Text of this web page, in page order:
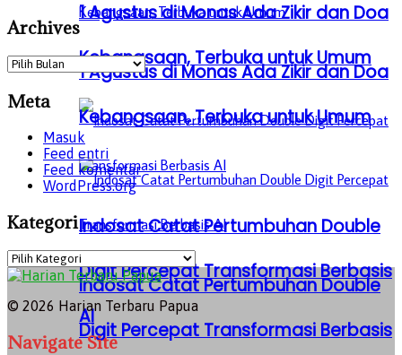
1 Agustus di Monas Ada Zikir dan Doa
Kebangsaan, Terbuka untuk Umum
Indosat Catat Pertumbuhan Double
Digit Percepat Transformasi Berbasis
AI
1 Agustus di Monas Ada Zikir dan Doa
Kebangsaan, Terbuka untuk Umum
Indosat Catat Pertumbuhan Double
Digit Percepat Transformasi Berbasis
Archives
Archives
Meta
Masuk
Feed entri
Feed komentar
WordPress.org
Kategori
Kategori
© 2026 Harian Terbaru Papua
Navigate Site